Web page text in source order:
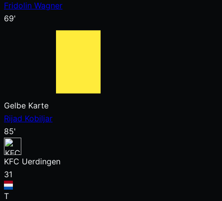
Fridolin Wagner
69'
Gelbe Karte
Rijad Kobiljar
85'
KFC Uerdingen
31
T